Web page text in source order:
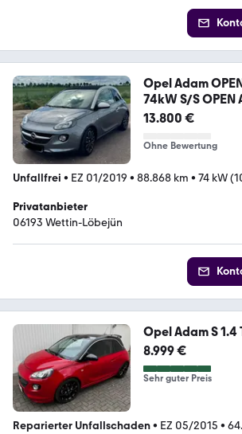
Opel Adam
74kW S/S OPEN
13.800 €
Ohne Bewertung
Unfallfrei • EZ 01/2019 • 88.868 km • 74 kW
Privatanbieter
06193 Wettin-Löbejün
Opel Adam S 1.4
8.999 €
Sehr guter Preis
Reparierter Unfallschaden• EZ 05/2015 •